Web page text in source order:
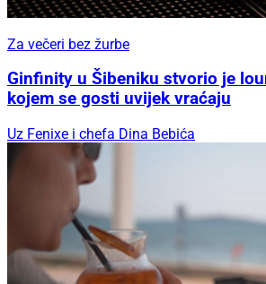
Za večeri bez žurbe
Ginfinity u Šibeniku stvorio je
kojem se gosti uvijek vraćaju
Uz Fenixe i chefa Dina Bebića